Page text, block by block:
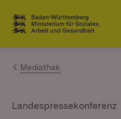
Zum Inhalt springen
Link zur Startseite
Mediathek
Landespressekonferenz